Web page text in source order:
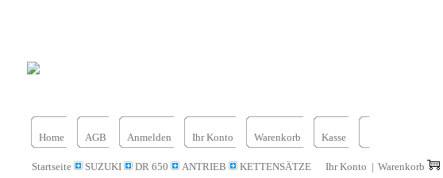
Home AGB Anmelden Ihr Konto Warenkorb Kasse
Startseite SUZUKI DR 650 ANTRIEB KETTENSÄTZE Ihr Konto Warenkorb